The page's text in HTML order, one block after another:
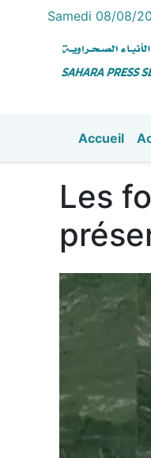
Samedi 08/08/
Accueil
Les